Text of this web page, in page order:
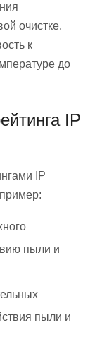
очистке.
к
до
IP
IP
пыли и
пыли и